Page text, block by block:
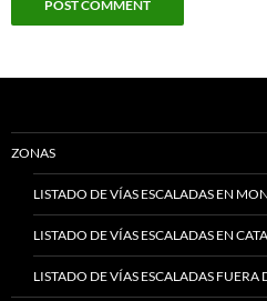
ZONAS
LISTADO DE VÍAS ESCALADAS EN
LISTADO DE VÍAS ESCALADAS EN
LISTADO DE VÍAS ESCALADAS FUERA